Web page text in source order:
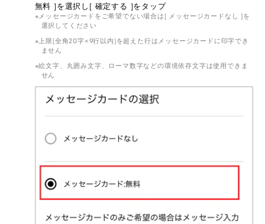
無料 ]を選択し[ 確定する ]をタップ
メッセージカードをご希望でない場合は[ メッセージカードなし ]を
選択してください
上限(全角20字×9行以内)を超えた行はメッセージカードに印字でき
ません
絵文字、丸囲み文字、ローマ数字などの環境依存文字は使用できま
せん